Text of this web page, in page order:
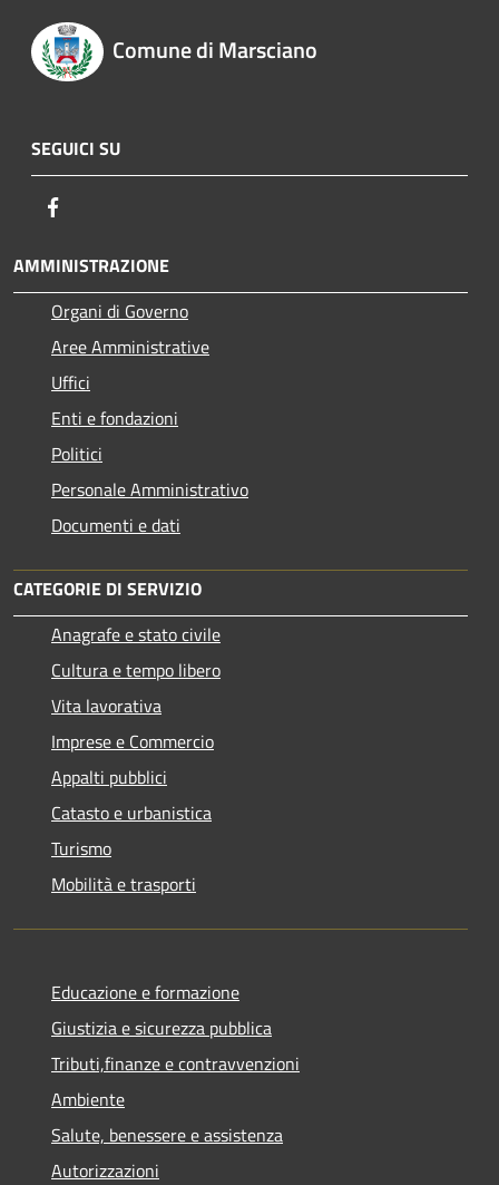
Comune di Marsciano
SEGUICI SU
AMMINISTRAZIONE
Organi di Governo
Aree Amministrative
Uffici
Enti e fondazioni
Politici
Personale Amministrativo
Documenti e dati
CATEGORIE DI SERVIZIO
Anagrafe e stato civile
Cultura e tempo libero
Vita lavorativa
Imprese e Commercio
Appalti pubblici
Catasto e urbanistica
Turismo
Mobilità e trasporti
Educazione e formazione
Giustizia e sicurezza pubblica
Tributi,finanze e contravvenzioni
Ambiente
Salute, benessere e assistenza
Autorizzazioni